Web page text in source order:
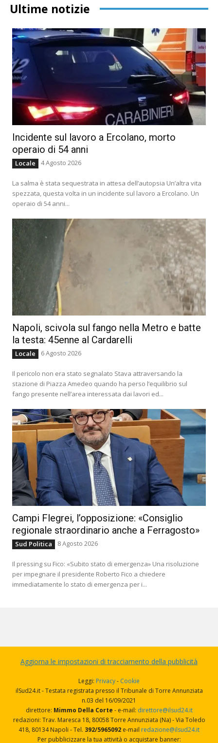
Ultime notizie
Incidente sul lavoro a Ercolano, morto
operaio di 54 anni
Locale 4 Agosto 2026
La salma è stata sequestrata in attesa dell’autopsia Un’altra vita
spezzata, questa volta in un incidente sul lavoro a Ercolano. Un
operaio di 54 anni...
Napoli, scivola sul fango nella Metro e batte
la testa: 45enne al Cardarelli
Locale 6 Agosto 2026
Il pericolo non era stato segnalato Stava attraversando la
stazione di Piazza Amedeo quando ha perso l’equilibrio sul
fango presente nell’area interessata dai lavori ed...
Campi Flegrei, l’opposizione: «Consiglio
regionale straordinario anche a Ferragosto»
Sud Politica 8 Agosto 2026
Il pressing su Fico: «Subito stato di emergenza» Una risoluzione
per impegnare il presidente Roberto Fico a chiedere
immediatamente lo stato di emergenza per i...
Aggiorna le impostazioni di tracciamento della pubblicità
Leggi: Privacy- Cookie
ilSud24.it - Testata registrata presso il Tribunale di Torre Annunziata
n.03 del 16/09/2021
direttore: Mimmo Della Corte - e-mail: direttore@ilsud24.it
redazioni: Trav. Maresca 18, 80058 Torre Annunziata (Na) - Via Toledo
418, 80134 Napoli - Tel. 392/5965092 e-mail redazione@ilsud24.it
Per pubblicizzare la tua attività o acquistare banner: